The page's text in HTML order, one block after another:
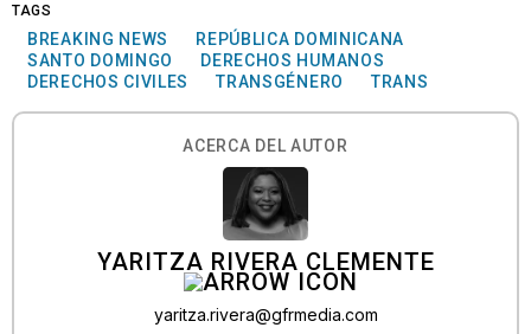
TAGS
BREAKING NEWS
REPÚBLICA DOMINICANA
SANTO DOMINGO
DERECHOS HUMANOS
DERECHOS CIVILES
TRANSGÉNERO TRANS
ACERCA DEL AUTOR
YARITZA RIVERA CLEMENTE
yaritza.rivera@gfrmedia.com